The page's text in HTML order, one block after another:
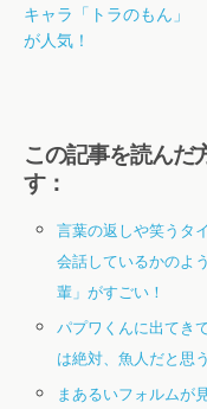
キャラ「トラのもん」
が人気！
この記事を読んだ
す：
言葉の返しや笑うタ
会話しているかのよ
輩」がすごい！
パプワくんに出てき
は絶対、魚人だと思
まあるいフォルムが